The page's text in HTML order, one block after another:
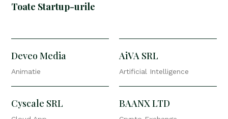
Toate Startup-urile
Deveo Media
Animatie
AiVA SRL
Artificial Intelligence
Cyscale SRL BAANX LTD